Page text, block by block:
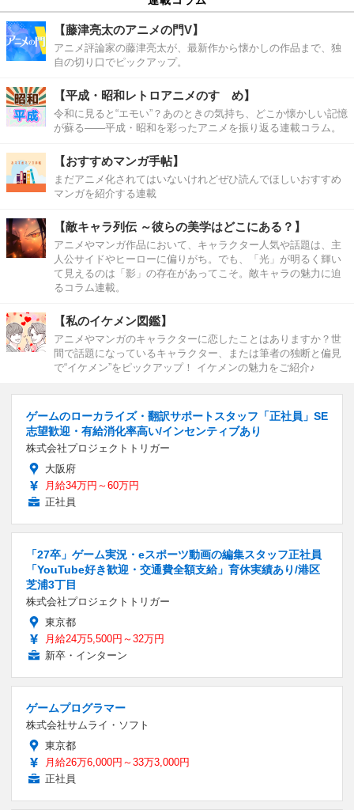
【藤津亮太のアニメの門V】
アニメ評論家の藤津亮太が、最新作から懐かしの作品まで、独
自の切り口でピックアップ。
【平成・昭和レトロアニメのすゝめ】
令和に見ると“エモい”？あのときの気持ち、どこか懐かしい記憶
が蘇る――平成・昭和を彩ったアニメを振り返る連載コラム。
【おすすめマンガ手帖】
まだアニメ化されてはいないけれどぜひ読んでほしいおすすめ
マンガを紹介する連載
【敵キャラ列伝 ～彼らの美学はどこにある？】
アニメやマンガ作品において、キャラクター人気や話題は、主
人公サイドやヒーローに偏りがち。でも、「光」が明るく輝い
て見えるのは「影」の存在があってこそ。敵キャラの魅力に迫
るコラム連載。
【私のイケメン図鑑】
アニメやマンガのキャラクターに恋したことはありますか？世
間で話題になっているキャラクター、または筆者の独断と偏見
で“イケメン”をピックアップ！ イケメンの魅力をご紹介♪
ゲームのローカライズ・翻訳サポートスタッフ「正社員」SE
志望歓迎・有給消化率高い/インセンティブあり
株式会社プロジェクトトリガー
大阪府
月給34万円～60万円
正社員
「27卒」ゲーム実況・eスポーツ動画の編集スタッフ正社員
「YouTube好き歓迎・交通費全額支給」育休実績あり/港区
芝浦3丁目
株式会社プロジェクトトリガー
東京都
月給24万5,500円～32万円
新卒・インターン
ゲームプログラマー
株式会社サムライ・ソフト
東京都
月給26万6,000円～33万3,000円
正社員